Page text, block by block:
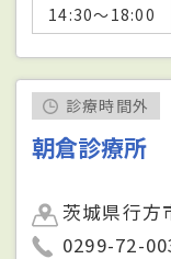
14:30～18:00
診療時間外
朝倉診療所
茨城県行方
0299-72-